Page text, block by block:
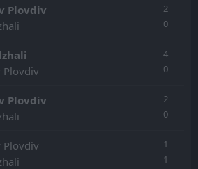
Plovdiv
2
0
4
0
Plovdiv
2
0
1
1